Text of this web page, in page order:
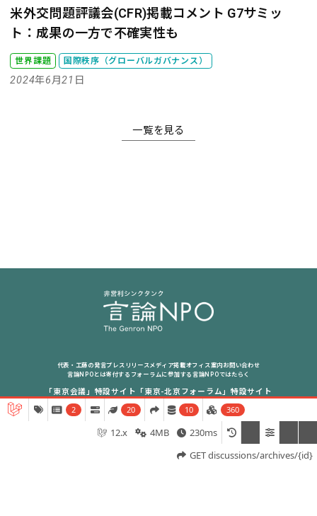
米外交問題評議会(CFR)掲載コメント G7サミッ
ト：成果の一方で不確実性も
世界課題 国際秩序（グローバルガバナンス）
2024年6月21日
一覧を見る
代表・工藤の発言プレスリリースメディア掲載オフィス案内 お問い合わせ
言論NPOとは寄付する フォーラムに参加する 言論NPOではたらく
「東京会議」特設サイト
「東京-北京フォーラム」特設サイト
特定商取引法に基づく表記
The Genron NPO © 2001-2025. All Rights Reserved.
2 20 10 360
230ms
4MB
12.x
GET discussions/archives/{id}